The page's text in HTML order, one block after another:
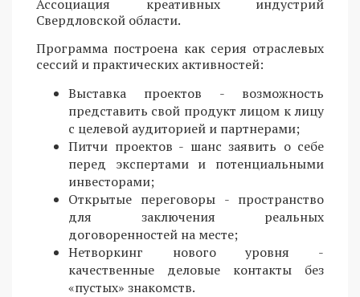
Ассоциация креативных индустрий
Свердловской области.
Программа построена как серия отраслевых
сессий и практических активностей:
Выставка проектов - возможность
представить свой продукт лицом к лицу
с целевой аудиторией и партнерами;
Питчи проектов - шанс заявить о себе
перед экспертами и потенциальными
инвесторами;
Открытые переговоры - пространство
для заключения реальных
договоренностей на месте;
Нетворкинг нового уровня -
качественные деловые контакты без
«пустых» знакомств.